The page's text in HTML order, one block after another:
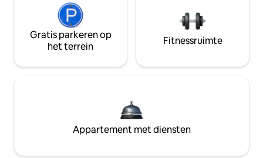
Gratis parkeren op
het terrein
Fitnessruimte
Appartement met diensten